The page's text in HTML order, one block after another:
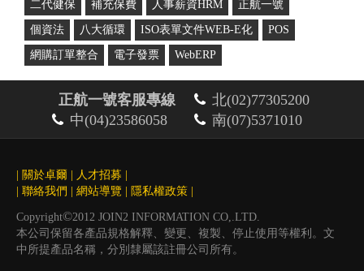
二代健保 補充保費 人事薪資HRM 正航一號
個資法 八大循環 ISO表單文件WEB-E化 POS
網購訂單整合 電子發票 WebERP
正航一號客服專線
北(02)77305200
中(04)23586058
南(07)5371010
關於卓爾 人才招募
聯絡我們 網站導覽 隱私權政策
Copyright©2012 JOIN2 INFORMATION CO,.LTD.
本公司保留各產品規格解釋、變更、複製、停止使用等權利。文
中所提產品名稱，分別隸屬該註冊公司所有。